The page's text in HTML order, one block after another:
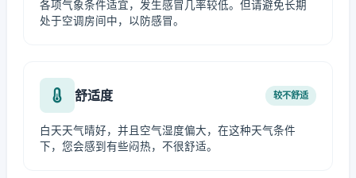
各项气象条件适宜，发生感冒几率较低。但请避免长期
处于空调房间中，以防感冒。
舒适度 较不舒适
白天天气晴好，并且空气湿度偏大，在这种天气条件
下，您会感到有些闷热，不很舒适。